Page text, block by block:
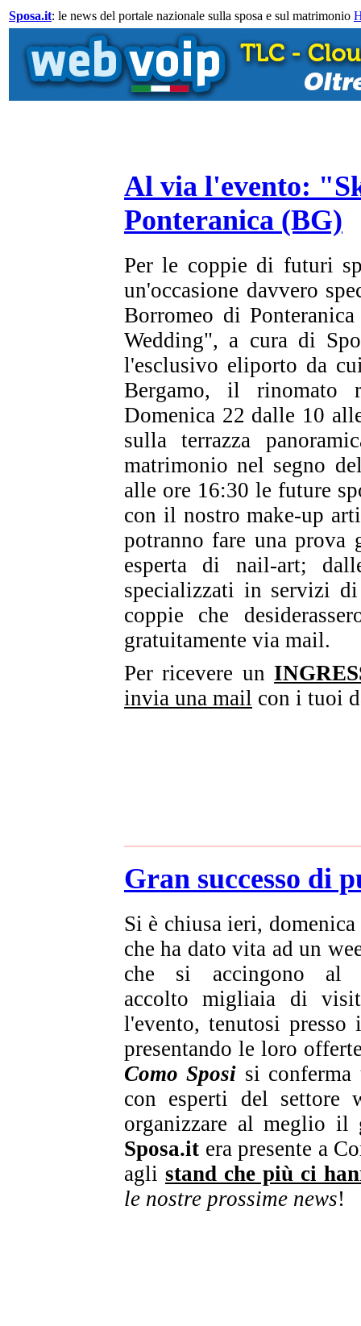
Sposa.it: le news del portale nazionale sulla sposa e sul matrimonio
Al via l'evento:
Ponteranica (BG)
Per le coppie di futuri
un'occasione davvero
Borromeo di
Wedding", a cura di
l'esclusivo eliporto da
Bergamo, il rinomato
Domenica 22 dalle 10
sulla terrazza
matrimonio nel segno
alle ore 16:30 le future
con il nostro make-up
potranno fare una prova
esperta di nail-art;
specializzati in servizi
coppie che
gratuitamente via mail.
Per ricevere un
invia una mail con i tuoi
Gran successo di
Si è chiusa ieri,
che ha dato vita ad un
che si accingono al
accolto migliaia di
l'evento, tenutosi
presentando le loro
Como Sposi si
con esperti del settore
organizzare al meglio il
Sposa.it era presente a
agli stand che più ci
le nostre prossime news!